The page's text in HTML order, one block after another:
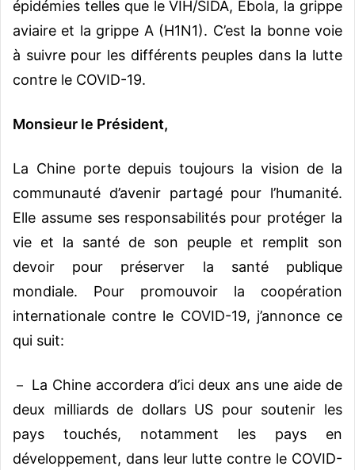
épidémies telles que le VIH/SIDA, Ebola, la grippe
aviaire et la grippe A (H1N1). C’est la bonne voie
à suivre pour les différents peuples dans la lutte
contre le COVID-19.
Monsieur le Président,
La Chine porte depuis toujours la vision de la
communauté d’avenir partagé pour l’humanité.
Elle assume ses responsabilités pour protéger la
vie et la santé de son peuple et remplit son
devoir pour préserver la santé publique
mondiale. Pour promouvoir la coopération
internationale contre le COVID-19, j’annonce ce
qui suit:
－ La Chine accordera d’ici deux ans une aide de
deux milliards de dollars US pour soutenir les
pays touchés, notamment les pays en
développement, dans leur lutte contre le COVID-